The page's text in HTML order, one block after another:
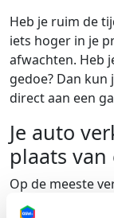
Heb je ruim de
iets hoger in je
afwachten. Heb
gedoe? Dan kun
direct aan een
Je auto
plaats
Op de meeste
om je auto